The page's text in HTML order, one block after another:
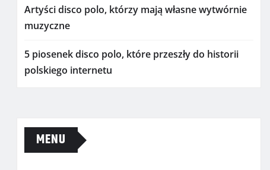
Artyści disco polo, którzy mają własne wytwórnie
muzyczne
5 piosenek disco polo, które przeszły do historii
polskiego internetu
MENU